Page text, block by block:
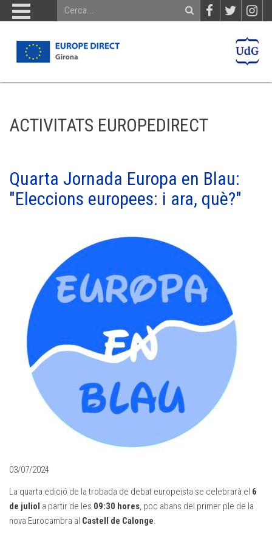
ACTIVITATS EUROPEDIRECT
Quarta Jornada Europa en Blau:
"Eleccions europees: i ara, què?"
03/07/2024
La quarta edició de la trobada de debat europeista se celebrarà el 6
de juliol a partir de les 09:30 hores , poc abans del primer ple de la
nova Eurocambra al Castell de Calonge